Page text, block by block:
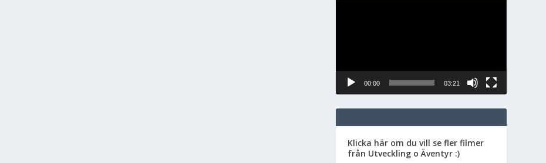
00:00 03:21
Klicka här om du vill se fler filmer
från Utveckling o Äventyr :)